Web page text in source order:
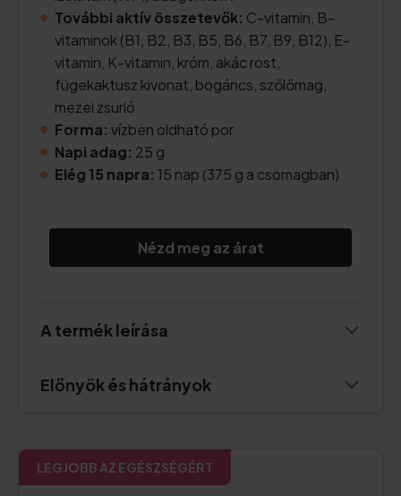
További aktív összetevők: C-vitamin, B-
vitaminok (B1, B2, B3, B5, B6, B7, B9, B12), E-
vitamin, K-vitamin, króm, akác rost,
fügekaktusz kivonat, bogáncs, szőlőmag,
mezei zsurló
Forma: vízben oldható por
Napi adag: 25 g
Elég 15 napra: 15 nap (375 g a csomagban)
Nézd meg az árat
A termék leírása
Előnyök és hátrányok
LEGJOBB AZ EGÉSZSÉGÉRT